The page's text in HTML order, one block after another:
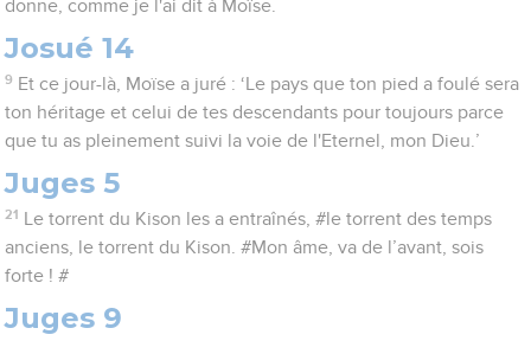
donne, comme je l'ai dit à Moïse.
Josué 14
9 Et ce jour-là, Moïse a juré : ‘Le pays que ton pied a foulé sera
ton héritage et celui de tes descendants pour toujours parce
que tu as pleinement suivi la voie de l'Eternel, mon Dieu.’
Juges 5
21
Le torrent du Kison les a entraînés, #le torrent des temps
anciens, le torrent du Kison. #Mon âme, va de l’avant, sois
forte ! #
Juges 9